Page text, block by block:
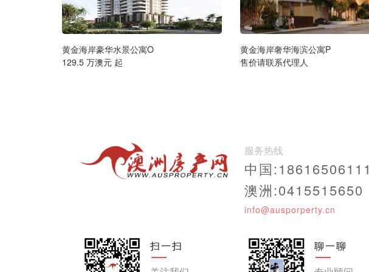
黄金海岸豪华水景公寓O
129.5 万澳元 起
黄金海岸奢华海滨公寓P
售价请联系代理人
服务热线
中国:18616506111
澳洲:0415515650
info@ausporperty.cn
扫一扫
聊一聊